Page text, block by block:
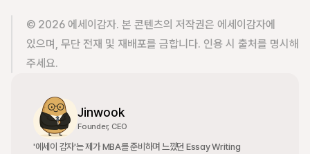
© 2026 에세이감자. 본 콘텐츠의 저작권은 에세이감자에
있으며, 무단 전재 및 재배포를 금합니다. 인용 시 출처를 명시해
주세요.
Jinwook
Founder, CEO
'에세이 감자'는 제가 MBA를 준비하며 느꼈던 Essay Writing